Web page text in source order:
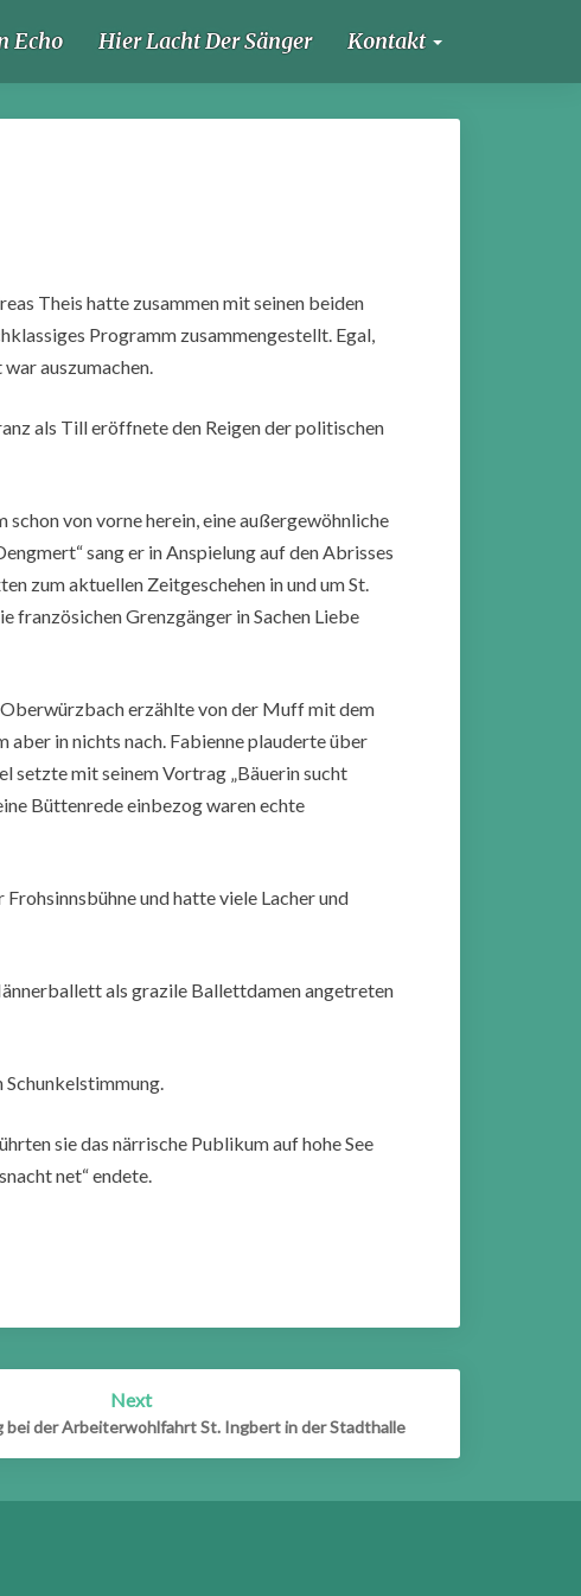
Echo Hier Lacht Der Sänger Kontakt
Theis hatte zusammen mit seinen beiden
Programm zusammengestellt. Egal,
auszumachen.
als Till eröffnete den Reigen der politischen
von vorne herein, eine außergewöhnliche
sang er in Anspielung auf den Abrisses
zum aktuellen Zeitgeschehen in und um St.
Grenzgänger in Sachen Liebe
erzählte von der Muff mit dem
aber in nichts nach. Fabienne plauderte über
setzte mit seinem Vortrag „Bäuerin sucht
Büttenrede einbezog waren echte
und hatte viele Lacher und
als grazile Ballettdamen angetreten
sie das närrische Publikum auf hohe See
net“ endete.
Next
bei der Arbeiterwohlfahrt St. Ingbert in der Stadthalle